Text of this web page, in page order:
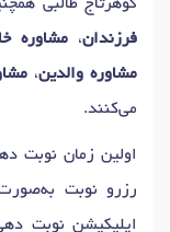
گوهرتاج طالبی
فرزندان،مشاوره
مشاوره والدین،
می‌کنند.
اولین زمان نوبت
رزرو نوبت
اپلیکیشن نوبت